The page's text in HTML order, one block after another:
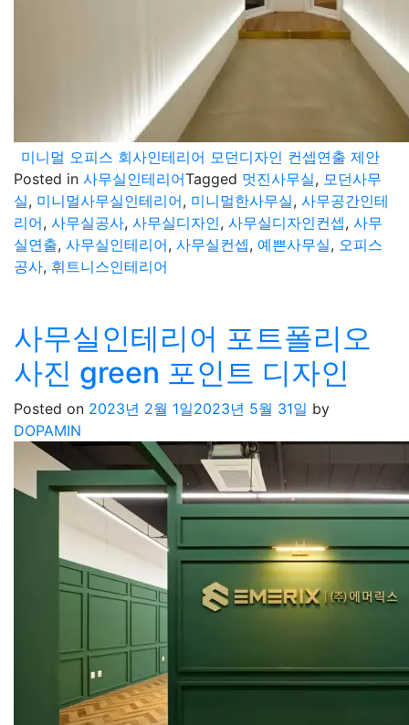
미니멀 오피스 회사인테리어 모던디자인 컨셉연출 제안
Posted in 사무실인테리어Tagged 멋진사무실, 모던사무
실, 미니멀사무실인테리어, 미니멀한사무실, 사무공간인테
리어, 사무실공사, 사무실디자인, 사무실디자인컨셉, 사무
실연출, 사무실인테리어, 사무실컨셉, 예쁜사무실, 오피스
공사, 휘트니스인테리어
사무실인테리어 포트폴리오
사진 green 포인트 디자인
Posted on 2023년 2월 1일2023년 5월 31일 by
DOPAMIN